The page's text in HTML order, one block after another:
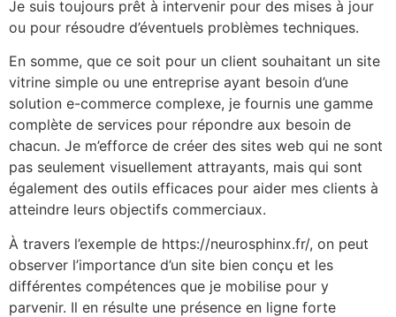
Je suis toujours prêt à intervenir pour des mises à jour
ou pour résoudre d’éventuels problèmes techniques.
En somme, que ce soit pour un client souhaitant un site
vitrine simple ou une entreprise ayant besoin d’une
solution e-commerce complexe, je fournis une gamme
complète de services pour répondre aux besoin de
chacun. Je m’efforce de créer des sites web qui ne sont
pas seulement visuellement attrayants, mais qui sont
également des outils efficaces pour aider mes clients à
atteindre leurs objectifs commerciaux.
À travers l’exemple de https://neurosphinx.fr/, on peut
observer l’importance d’un site bien conçu et les
différentes compétences que je mobilise pour y
parvenir. Il en résulte une présence en ligne forte